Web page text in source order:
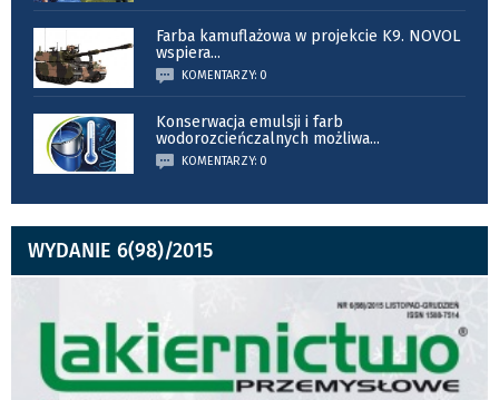
Farba kamuflażowa w projekcie K9. NOVOL
wspiera...
KOMENTARZY: 0
Konserwacja emulsji i farb
wodorozcieńczalnych możliwa...
KOMENTARZY: 0
WYDANIE 6(98)/2015